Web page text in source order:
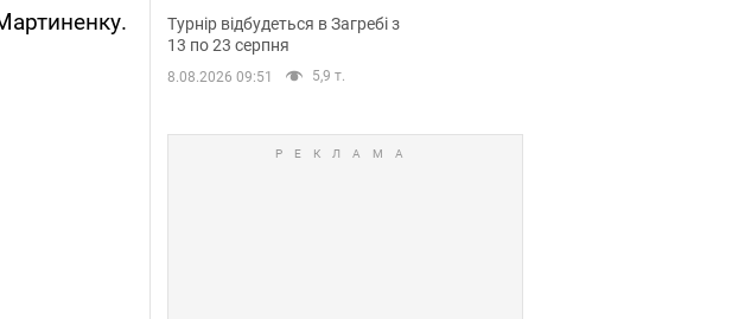
до чемпіонату Європи
основних спортсменів
Турнір відбудеться в Загребі з
13 по 23 серпня
8.08.2026 09:51 5,9 т.